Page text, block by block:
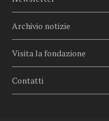
Archivio notizie
Visita la fondazione
Contatti